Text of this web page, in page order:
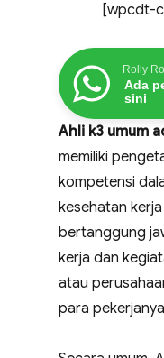
[wpcdt-
Rolly
Ada
sini
Ahli k3 umum
memiliki
kompetensi
kesehatan
bertanggung
kerja dan
atau
para